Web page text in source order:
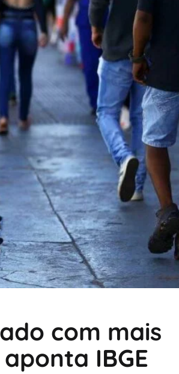
com mais
IBGE